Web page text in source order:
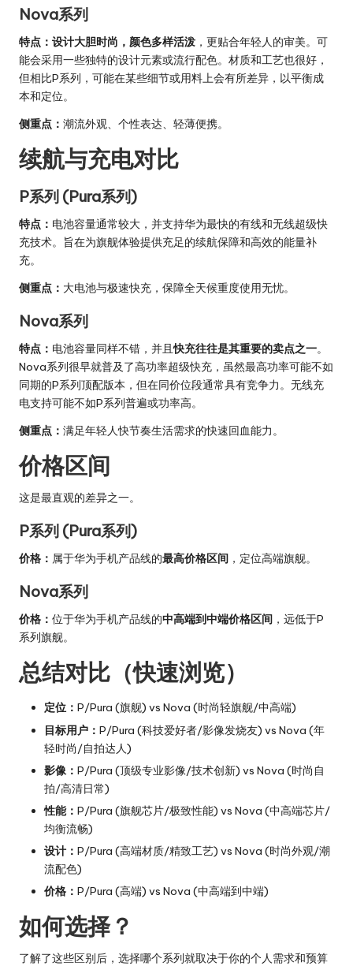
Nova系列
特点： 设计大胆时尚，颜色多样活泼 ，更贴合年轻人的审美。可
能会采用一些独特的设计元素或流行配色。材质和工艺也很好，
但相比P系列，可能在某些细节或用料上会有所差异，以平衡成
本和定位。
侧重点： 潮流外观、个性表达、轻薄便携。
续航与充电对比
P系列 (Pura系列)
特点： 电池容量通常较大，并支持华为最快的有线和无线超级快
充技术。旨在为旗舰体验提供充足的续航保障和高效的能量补
充。
侧重点： 大电池与极速快充，保障全天候重度使用无忧。
Nova系列
特点： 电池容量同样不错，并且快充往往是其重要的卖点之一。
Nova系列很早就普及了高功率超级快充，虽然最高功率可能不如
同期的P系列顶配版本，但在同价位段通常具有竞争力。无线充
电支持可能不如P系列普遍或功率高。
侧重点： 满足年轻人快节奏生活需求的快速回血能力。
价格区间
这是最直观的差异之一。
P系列 (Pura系列)
价格： 属于华为手机产品线的最高价格区间 ，定位高端旗舰。
Nova系列
价格： 位于华为手机产品线的中高端到中端价格区间 ，远低于P
系列旗舰。
总结对比（快速浏览）
定位： P/Pura (旗舰) vs Nova (时尚轻旗舰/中高端)
目标用户： P/Pura (科技爱好者/影像发烧友) vs Nova (年
轻时尚/自拍达人)
影像： P/Pura (顶级专业影像/技术创新) vs Nova (时尚自
拍/高清日常)
性能： P/Pura (旗舰芯片/极致性能) vs Nova (中高端芯片/
均衡流畅)
设计： P/Pura (高端材质/精致工艺) vs Nova (时尚外观/潮
流配色)
价格： P/Pura (高端) vs Nova (中高端到中端)
如何选择？
了解了这些区别后，选择哪个系列就取决于你的个人需求和预算